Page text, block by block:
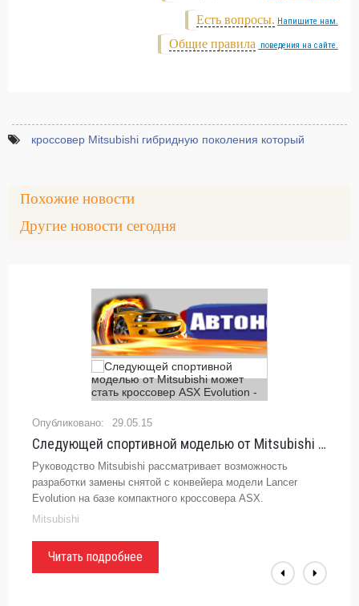
Есть вопросы. Напишите нам.
Общие правила поведения на сайте.
кроссовер Mitsubishi гибридную поколения который
Похожие новости
Другие новости сегодня
29.05.15
Следующей спортивной моделью от Mitsubishi может стать кроссовер ASX Evolution
Руководство Mitsubishi рассматривает возможность
разработки замены снятой с конвейера модели Lancer
Evolution на базе компактного кроссовера ASX.
Mitsubishi
Читать подробнее